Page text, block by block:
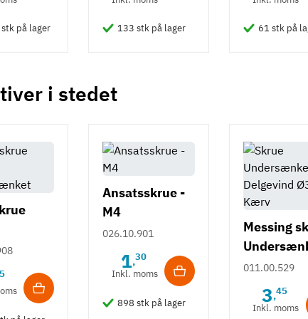
på lager 133 stk på lager 61 stk på
i stedet
Ansatsskrue -
M4
026.10.901
1,30
Inkl. moms
898 stk på lager
Messing
Delgevind
- Lige kærv
011.00.529
3,45
Inkl. moms